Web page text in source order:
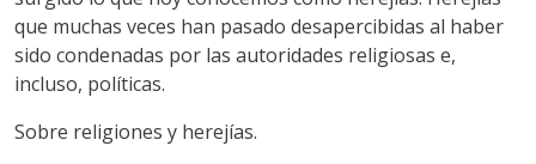
que muchas veces han pasado desapercibidas al haber
sido condenadas por las autoridades religiosas e,
incluso, políticas.
Sobre religiones y herejías.